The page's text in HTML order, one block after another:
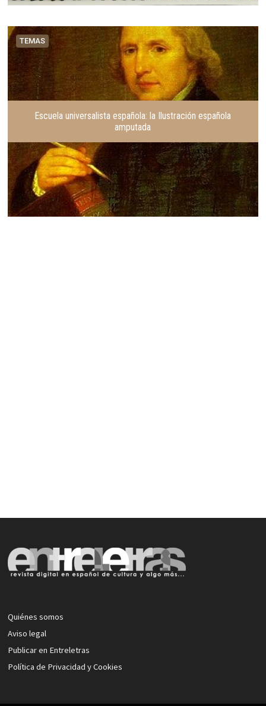
TEMAS
Escuela universalista española: la Ilustración española
amputada
Quiénes somos
Aviso legal
Publicar en Entreletras
Política de Privacidad y Cookies